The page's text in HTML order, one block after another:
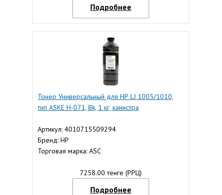
Подробнее
Тонер Универсальный для НР LJ 1005/1010,
тип ASKE H-071, Bk, 1 кг, канистра
Артикул: 4010715509294
Бренд: HP
Торговая марка: ASC
7258.00 тенге (РРЦ)
Подробнее